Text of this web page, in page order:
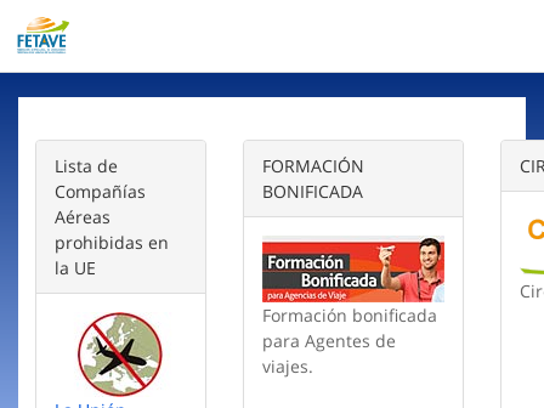
Lista de
Compañías
Aéreas
prohibidas en
la UE
FORMACIÓN
BONIFICADA
Formación bonificada
para Agentes de
viajes.